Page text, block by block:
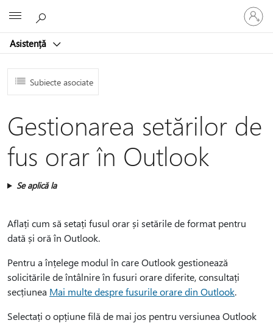
Asistență
vă
la
dvs.
Subiecte asociate
Gestionarea setărilor de
fus orar în Outlook
Se aplică la
Aflați cum să setați fusul orar și setările de format pentru
dată și oră în Outlook.
Pentru a înțelege modul în care Outlook gestionează
solicitările de întâlnire în fusuri orare diferite, consultați
secțiunea Mai multe despre fusurile orare din Outlook.
Selectați o opțiune filă de mai jos pentru versiunea Outlook